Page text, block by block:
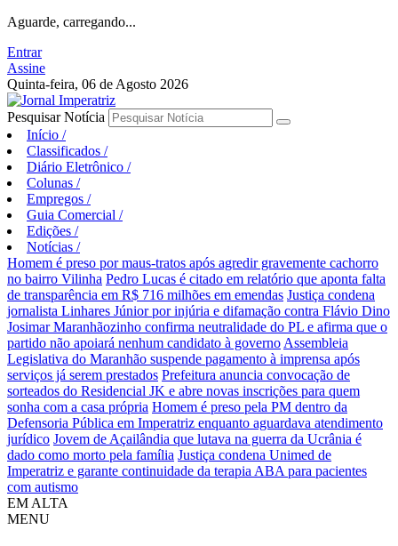
Aguarde, carregando...
Entrar
Assine
Quinta-feira, 06 de Agosto 2026
Pesquisar Notícia
Início /
Classificados /
Diário Eletrônico /
Colunas /
Empregos /
Guia Comercial /
Edições /
Notícias /
Homem é preso por maus-tratos após agredir gravemente cachorro
no bairro Vilinha Pedro Lucas é citado em relatório que aponta falta
de transparência em R$ 716 milhões em emendas Justiça condena
jornalista Linhares Júnior por injúria e difamação contra Flávio Dino
Josimar Maranhãozinho confirma neutralidade do PL e afirma que o
partido não apoiará nenhum candidato à governo Assembleia
Legislativa do Maranhão suspende pagamento à imprensa após
serviços já serem prestados Prefeitura anuncia convocação de
sorteados do Residencial JK e abre novas inscrições para quem
sonha com a casa própria Homem é preso pela PM dentro da
Defensoria Pública em Imperatriz enquanto aguardava atendimento
jurídico Jovem de Açailândia que lutava na guerra da Ucrânia é
dado como morto pela família Justiça condena Unimed de
Imperatriz e garante continuidade da terapia ABA para pacientes
com autismo
EM ALTA
MENU